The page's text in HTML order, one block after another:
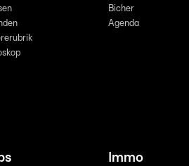
Bicher
Agenda
Immo